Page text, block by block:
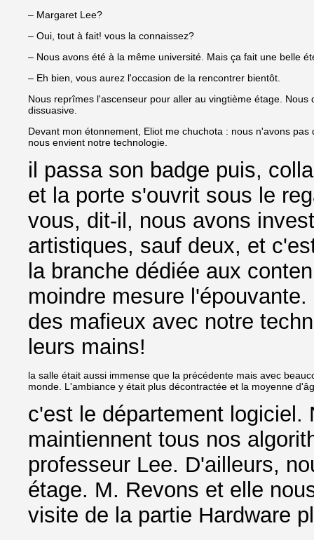
– Margaret Lee?
– Oui, tout à fait! vous la connaissez?
– Nous avons été à la même université. Mais ça fait une belle
– Eh bien, vous aurez l'occasion de la rencontrer bientôt.
Nous reprîmes l'ascenseur pour aller au vingtième étage.
dissuasive.
Devant mon étonnement, Eliot me chuchota : nous n'avons
nous envient notre technologie.
il passa son badge puis,
et la porte s'ouvrit sous le
vous, dit-il, nous avons
artistiques, sauf deux, et
la branche dédiée aux
moindre mesure
des mafieux avec notre
leurs mains!
la salle était aussi immense que la précédente mais avec
monde. L'ambiance y était plus décontractée et la moyenne
c'est le département logiciel.
maintiennent tous nos
professeur Lee. D'ailleurs,
étage. M. Revons et elle
visite de la partie Hardware